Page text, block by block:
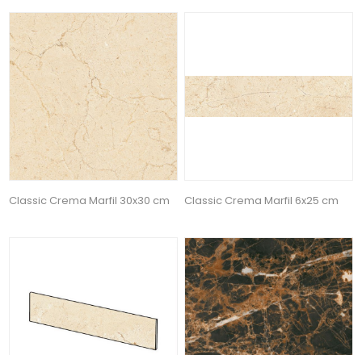
Classic Crema Marfil 30x30 cm Classic Crema Marfil 6x25 cm